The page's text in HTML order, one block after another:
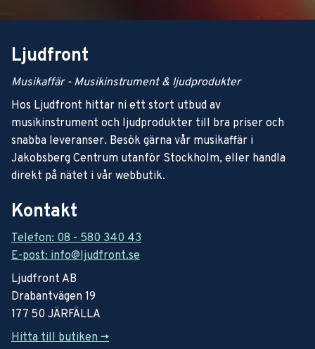
Ljudfront
Musikaffär - Musikinstrument & ljudprodukter
Hos Ljudfront hittar ni ett stort utbud av
musikinstrument och ljudprodukter till bra priser och
snabba leveranser. Besök gärna vår musikaffär i
Jakobsberg Centrum utanför Stockholm, eller handla
direkt på nätet i vår webbutik.
Kontakt
Telefon: 08 - 580 340 43
E-post: info@ljudfront.se
Ljudfront AB
Drabantvägen 19
177 50 JÄRFÄLLA
Hitta till butiken ->